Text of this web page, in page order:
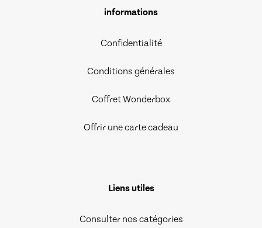
informations
Confidentialité
Conditions générales
Coffret Wonderbox
Offrir une carte cadeau
Liens utiles
Consulter nos catégories